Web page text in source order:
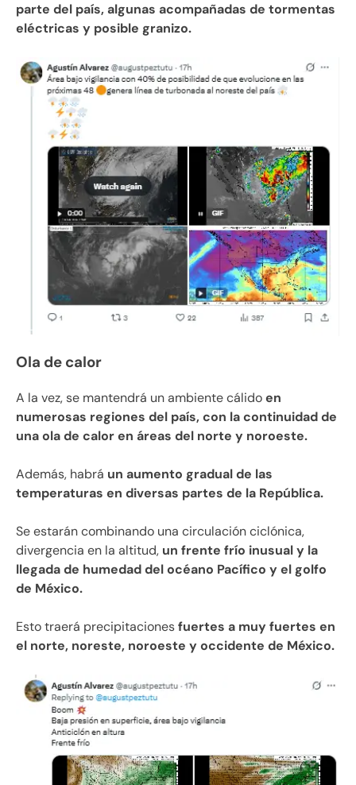
parte del país, algunas acompañadas de tormentas
eléctricas y posible granizo.
Ola de calor
A la vez, se mantendrá un ambiente cálidoen
numerosas regiones del país, con la continuidad de
una ola de calor en áreas del norte y noroeste.
Además, habrá un aumento gradual de las
temperaturas en diversas partes de la República.
Se estarán combinando una circulación ciclónica,
divergencia en la altitud, un frente frío inusual y la
llegada de humedad del océano Pacífico y el golfo
de México.
Esto traerá precipitacionesfuertes a muy fuertes en
el norte, noreste, noroeste y occidente de México.